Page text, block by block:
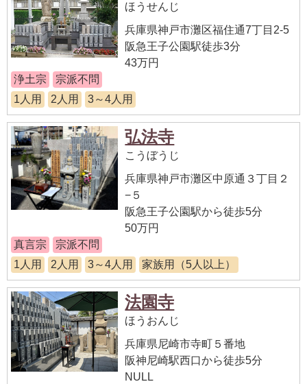
ほうせんじ
兵庫県神戸市灘区福住通7丁目2-5
阪急王子公園駅徒歩3分
43万円
浄土宗
宗派不問
1人用
2人用 3～4人用
弘法寺
こうぼうじ
兵庫県神戸市灘区中原通３丁目２
−５
阪急王子公園駅から徒歩5分
50万円
真言宗
宗派不問
1人用
2人用 3～4人用 家族用（5人以上）
法園寺
ほうおんじ
兵庫県尼崎市寺町５番地
阪神尼崎駅西口から徒歩5分
NULL